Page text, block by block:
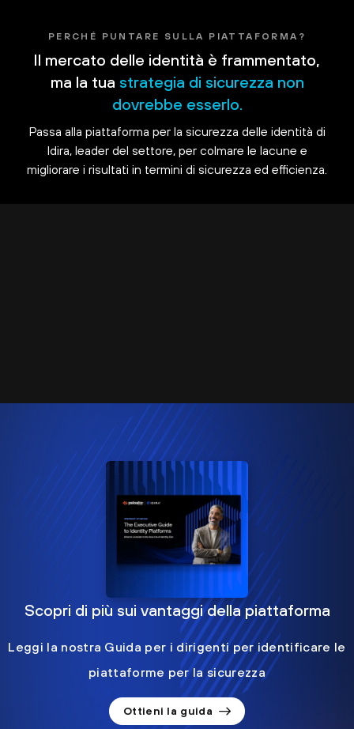
PERCHÉ PUNTARE SULLA PIATTAFORMA?
Il mercato delle identità è frammentato,
ma la tua strategia di sicurezza non
dovrebbe esserlo.
Passa alla piattaforma per la sicurezza delle identità di
Idira, leader del settore, per colmare le lacune e
migliorare i risultati in termini di sicurezza ed efficienza.
Scopri di più sui vantaggi della piattaforma
Leggi la nostra Guida per i dirigenti per identificare le
piattaforme per la sicurezza
Ottieni la guida